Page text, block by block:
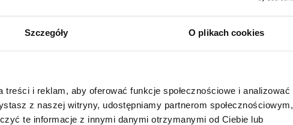
Szczegóły O plikach cookies
i reklam, aby oferować funkcje społecznościowe i analizować
z naszej witryny, udostępniamy partnerom społecznościowym,
te informacje z innymi danymi otrzymanymi od Ciebie lub